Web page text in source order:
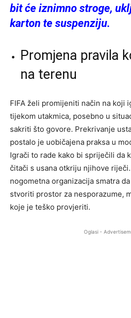
bit će iznimno stroge,
karton te suspenziju.
Promjena pravila
na terenu
FIFA želi promijeniti način na koji
tijekom utakmica, posebno u
sakriti što govore. Prekrivanje
postalo je uobičajena praksa u
Igrači to rade kako bi spriječili da
čitači s usana otkriju njihove
nogometna organizacija smatra
stvoriti prostor za nesporazume,
koje je teško provjeriti.
Oglasi -